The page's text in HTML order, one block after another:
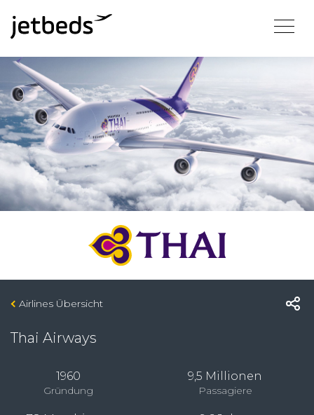
Airlines Übersicht
Thai Airways
1960
Gründung
9,5 Millionen
Passagiere